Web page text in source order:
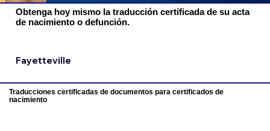
Obtenga hoy mismo la traducción certificada de su acta
de nacimiento o defunción.
Fayetteville
Traducciones certificadas de documentos para certificados de
nacimiento